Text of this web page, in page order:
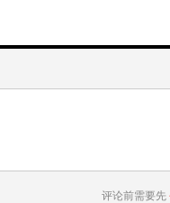
评论前需要先